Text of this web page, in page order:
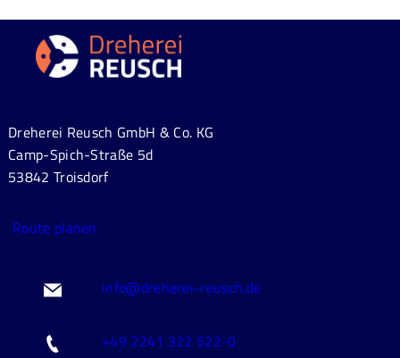
Dreherei Reusch GmbH & Co. KG
Camp-Spich-Straße 5d
53842 Troisdorf
Route planen
info@dreherei-reusch.de
+49 2241 322 522-0